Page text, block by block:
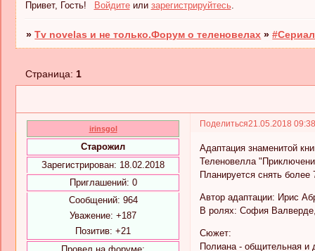
Привет, Гость! Войдитеили зарегистрируйтесь.
»Tv novelas и не только.Форум о теленовелах »
Страница:1
Поделиться21.05.2018
irinsgol
Старожил
Зарегистрирован: 18.02.2018
Приглашений: 0
Сообщений: 964
Уважение: +187
Позитив: +21
Адаптация знаменитой
Теленовелла
Планируется снять более
Автор адаптации: Ирис
В ролях: София
Сюжет:
Полиана - общительная и